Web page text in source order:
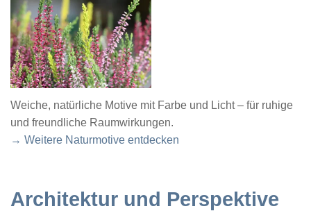
Weiche, natürliche Motive mit Farbe und Licht – für ruhige
und freundliche Raumwirkungen.
→ Weitere Naturmotive entdecken
Architektur und Perspektive